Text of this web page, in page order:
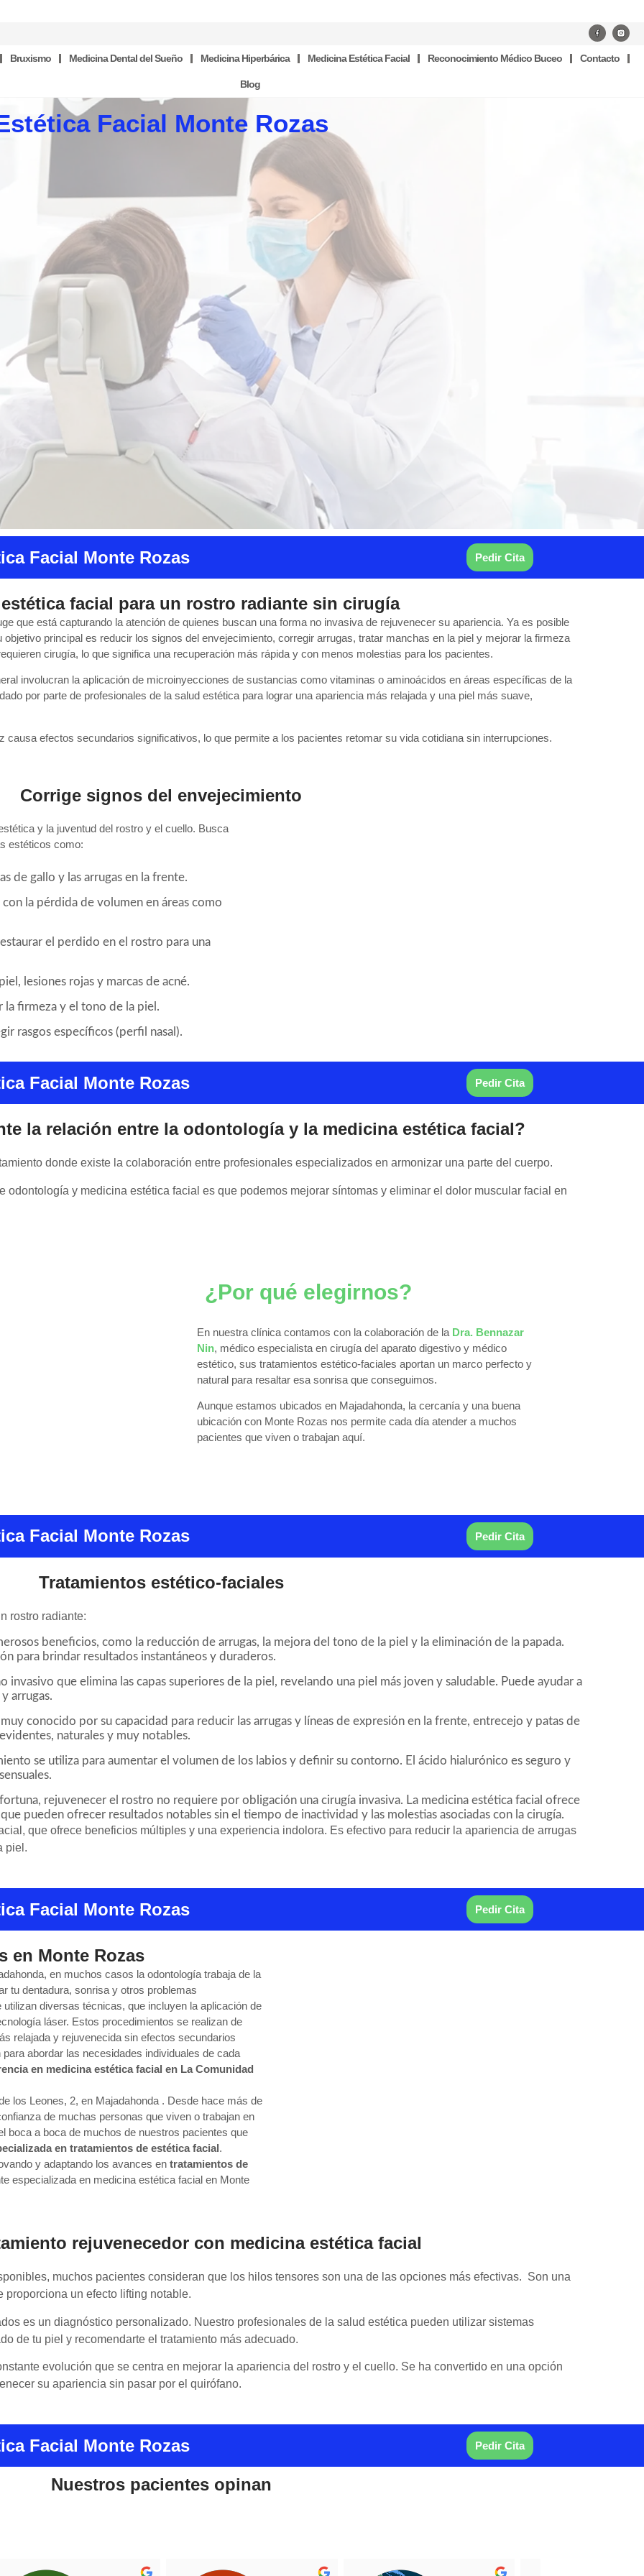
Bruxismo Medicina Dental del Sueño Medicina Hiperbárica Medicina Estética Facial Reconocimiento Médico Buceo Contacto
Blog
Facial Monte Rozas
Facial Monte Rozas Pedir Cita
facial para un rostro radiante sin cirugía
que está capturando la atención de quienes buscan una forma no invasiva de rejuvenecer su apariencia. Ya es posible
principal es reducir los signos del envejecimiento, corregir arrugas, tratar manchas en la piel y mejorar la firmeza
cirugía, lo que significa una recuperación más rápida y con menos molestias para los pacientes.
involucran la aplicación de microinyecciones de sustancias como vitaminas o aminoácidos en áreas específicas de la
por parte de profesionales de la salud estética para lograr una apariencia más relajada y una piel más suave,
causa efectos secundarios significativos, lo que permite a los pacientes retomar su vida cotidiana sin interrupciones.
Corrige signos del envejecimiento
y la juventud del rostro y el cuello. Busca
estéticos como:
de gallo y las arrugas en la frente.
la pérdida de volumen en áreas como
el perdido en el rostro para una
lesiones rojas y marcas de acné.
la firmeza y el tono de la piel.
rasgos específicos (perfil nasal).
Facial Monte Rozas Pedir Cita
la relación entre la odontología y la medicina estética facial?
donde existe la colaboración entre profesionales especializados en armonizar una parte del cuerpo.
odontología y medicina estética facial es que podemos mejorar síntomas y eliminar el dolor muscular facial en
¿Por qué elegirnos?
En nuestra clínica contamos con la colaboración de la Dra. Bennazar
Nin, médico especialista en cirugía del aparato digestivo y médico
estético, sus tratamientos estético-faciales aportan un marco perfecto y
natural para resaltar esa sonrisa que conseguimos.
Aunque estamos ubicados en Majadahonda, la cercanía y una buena
ubicación con Monte Rozas nos permite cada día atender a muchos
pacientes que viven o trabajan aquí.
Facial Monte Rozas Pedir Cita
Tratamientos estético-faciales
rostro radiante:
beneficios, como la reducción de arrugas, la mejora del tono de la piel y la eliminación de la papada.
para brindar resultados instantáneos y duraderos.
que elimina las capas superiores de la piel, revelando una piel más joven y saludable. Puede ayudar a
arrugas.
conocido por su capacidad para reducir las arrugas y líneas de expresión en la frente, entrecejo y patas de
naturales y muy notables.
se utiliza para aumentar el volumen de los labios y definir su contorno. El ácido hialurónico es seguro y
rejuvenecer el rostro no requiere por obligación una cirugía invasiva. La medicina estética facial ofrece
pueden ofrecer resultados notables sin el tiempo de inactividad y las molestias asociadas con la cirugía.
que ofrece beneficios múltiples y una experiencia indolora. Es efectivo para reducir la apariencia de arrugas
piel.
Facial Monte Rozas Pedir Cita
en Monte Rozas
en muchos casos la odontología trabaja de la
tu dentadura, sonrisa y otros problemas
diversas técnicas, que incluyen la aplicación de
láser. Estos procedimientos se realizan de
relajada y rejuvenecida sin efectos secundarios
abordar las necesidades individuales de cada
en medicina estética facial en La Comunidad
los Leones, 2, en Majadahonda . Desde hace más de
de muchas personas que viven o trabajan en
boca a boca de muchos de nuestros pacientes que
en tratamientos de estética facial.
y adaptando los avances entratamientos de
especializada en medicina estética facial en Monte
rejuvenecedor con medicina estética facial
muchos pacientes consideran que los hilos tensores son una de las opciones más efectivas. Son una
un efecto lifting notable.
es un diagnóstico personalizado. Nuestro profesionales de la salud estética pueden utilizar sistemas
de tu piel y recomendarte el tratamiento más adecuado.
evolución que se centra en mejorar la apariencia del rostro y el cuello. Se ha convertido en una opción
su apariencia sin pasar por el quirófano.
Facial Monte Rozas Pedir Cita
Nuestros pacientes opinan